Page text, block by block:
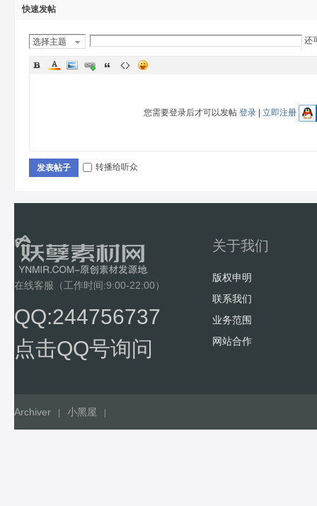
快速发帖
选择主题
还
您需要登录后才可以发帖 登录| 立即注册
发表帖子 转播给听众
在线客服（工作时间:9:00-22:00）
QQ:244756737
点击QQ号询问
关于我们
版权申明
联系我们
业务范围
网站合作
Archiver 小黑屋